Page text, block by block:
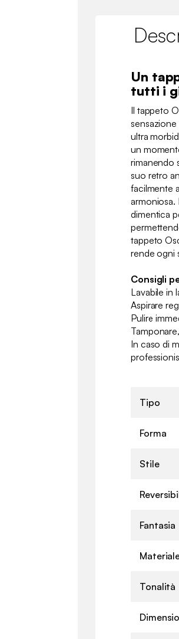
Un
tutti i
Il tappeto
ultra
un
rimanendo
suo retro
facilmente
armoniosa.
dimentica
tappeto
rende ogni
Consigli
Lavabile in
Aspirare
Pulire
In caso di
Tipo
Forma
Stile
Fantasia
Tonalità